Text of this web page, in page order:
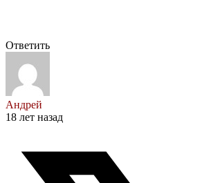
Ответить
Андрей
18 лет назад